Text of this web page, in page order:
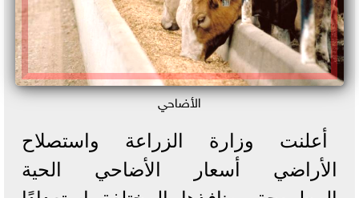
الأضاحي
أعلنت وزارة الزراعة واستصلاح
الأراضي أسعار الأضاحي الحية